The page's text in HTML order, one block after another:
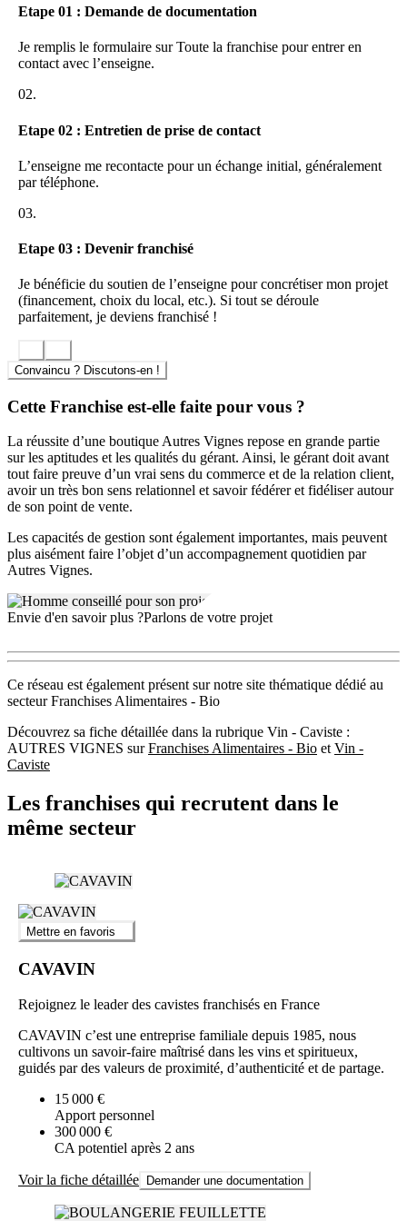
Des événements réguliers (privatisation, soirées
Autres Vignes s’adresse aussi bien à des néophytes qui n’osent
amateurs avertis qui souhaitent se laisser surprendre par des vins
Grâce à Autres Vignes, les consommateurs découvrent qu’il est
possible de trouver des vins à la fois bio et accessibles (à partir de
5€), tout en se laissant conter de vraies histoires de terroirs,
d’hommes et de femmes, à travers la fiche qui accompagne chaque
bouteille !
Etape 01 : Demande de documentation
Je remplis le formulaire sur Toute la franchise pour entrer en
contact avec l’enseigne.
02.
Etape 02 : Entretien de prise de contact
L’enseigne me recontacte pour un échange initial, généralement
par téléphone.
03.
Etape 03 : Devenir franchisé
Je bénéficie du soutien de l’enseigne pour concrétiser mon projet
(financement, choix du local, etc.). Si tout se déroule
parfaitement, je deviens franchisé !
Convaincu ? Discutons-en !
Cette Franchise est-elle faite pour vous ?
La réussite d’une boutique Autres Vignes repose en grande partie
sur les aptitudes et les qualités du gérant. Ainsi, le gérant doit avant
tout faire preuve d’un vrai sens du commerce et de la relation client,
avoir un très bon sens relationnel et savoir fédérer et fidéliser autour
de son point de vente.
Les capacités de gestion sont également importantes, mais peuvent
plus aisément faire l’objet d’un accompagnement quotidien par
Autres Vignes.
Envie d'en savoir plus ?Parlons de votre projet
Ce réseau est également présent sur notre site thématique dédié au
secteur Franchises Alimentaires - Bio
Découvrez sa fiche détaillée dans la rubrique Vin - Caviste :
AUTRES VIGNES surFranchises Alimentaires - Bio et Vin -
Caviste
Les franchises qui recrutent dans le
même secteur
Mettre en favoris
CAVAVIN
Rejoignez le leader des cavistes franchisés en France
CAVAVIN c’est une entreprise familiale depuis 1985, nous
cultivons un savoir-faire maîtrisé dans les vins et spiritueux,
guidés par des valeurs de proximité, d’authenticité et de partage.
15 000 €
Apport personnel
300 000 €
CA potentiel après 2 ans
Voir la fiche détaillée Demander une documentation